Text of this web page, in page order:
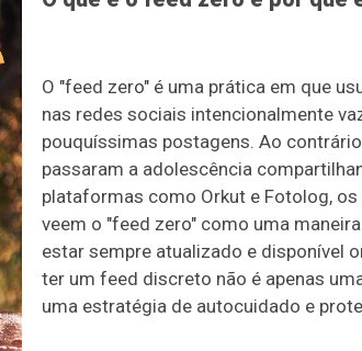
O "feed zero" é uma prática em que
nas redes sociais intencionalmente
pouquíssimas postagens. Ao
passaram a adolescência
plataformas como Orkut e Fotolog, os
veem o "feed zero" como uma
estar sempre atualizado e disponível
ter um feed discreto não é apenas
uma estratégia de autocuidado e